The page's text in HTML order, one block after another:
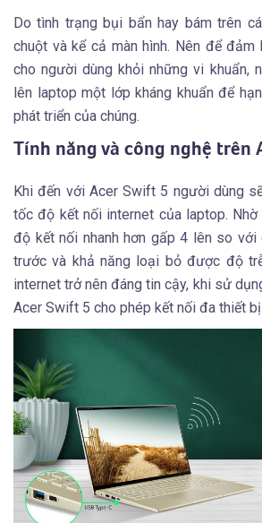
Do tình trạng bụi bẩn hay bám trên
chuột và kể cả màn hình. Nên để
cho người dùng khỏi những vi khuẩn,
lên laptop một lớp kháng khuẩn để
phát triển của chúng.
Tính năng và công nghệ trên
Khi đến với Acer Swift 5 người dùng
tốc độ kết nối internet của laptop.
độ kết nối nhanh hơn gấp 4 lên so
trước và khả năng loại bỏ được độ
internet trở nên đáng tin cậy, khi sử
Acer Swift 5 cho phép kết nối đa thiết